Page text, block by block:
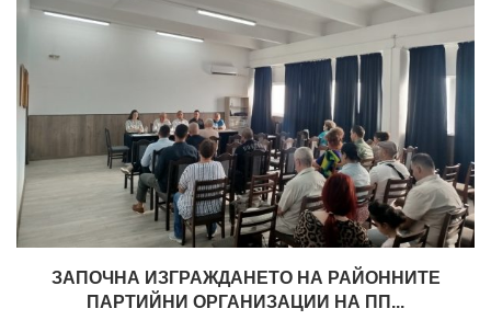
ЗАПОЧНА ИЗГРАЖДАНЕТО НА РАЙОННИТЕ
ПАРТИЙНИ ОРГАНИЗАЦИИ НА ПП...